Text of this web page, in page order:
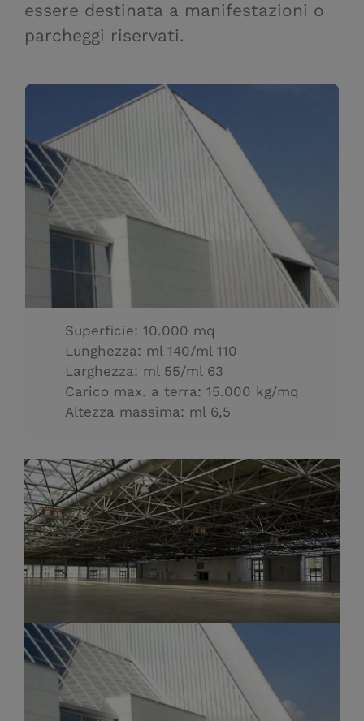
essere destinata a manifestazioni o
parcheggi riservati.
Superficie: 10.000 mq
Lunghezza: ml 140/ml 110
Larghezza: ml 55/ml 63
Carico max. a terra: 15.000 kg/mq
Altezza massima: ml 6,5